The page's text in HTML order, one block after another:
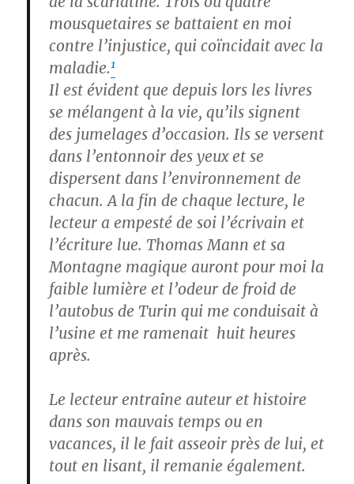
mousquetaires se battaient en moi
contre l’injustice, qui coïncidait avec la
maladie.1
Il est évident que depuis lors les livres
se mélangent à la vie, qu’ils signent
des jumelages d’occasion. Ils se versent
dans l’entonnoir des yeux et se
dispersent dans l’environnement de
chacun. A la fin de chaque lecture, le
lecteur a empesté de soi l’écrivain et
l’écriture lue. Thomas Mann et sa
Montagne magique auront pour moi la
faible lumière et l’odeur de froid de
l’autobus de Turin qui me conduisait à
l’usine et me ramenait huit heures
après.
Le lecteur entraîne auteur et histoire
dans son mauvais temps ou en
vacances, il le fait asseoir près de lui, et
tout en lisant, il remanie également.